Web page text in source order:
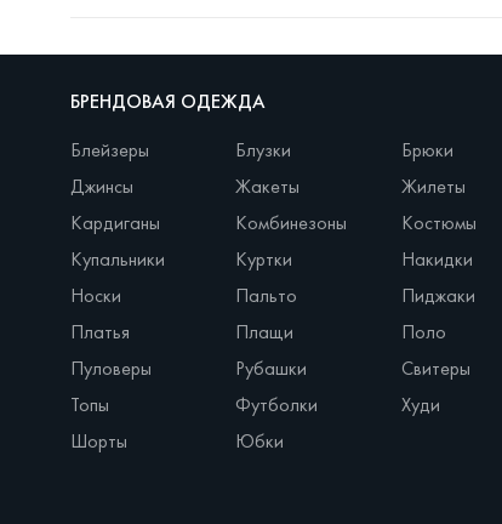
БРЕНДОВАЯ ОДЕЖДА
Блейзеры Блузки
Брюки
Джинсы
Жакеты
Жилеты
Кардиганы
Комбинезоны
Костюмы
Купальники
Куртки
Накидки
Носки
Пальто
Пиджаки
Платья
Плащи
Поло
Пуловеры
Рубашки
Свитеры
Топы
Футболки
Худи
Шорты
Юбки